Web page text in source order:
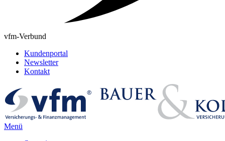
vfm-Verbund
Kundenportal
Newsletter
Kontakt
Menü